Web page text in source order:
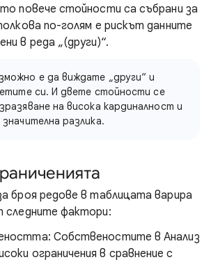
повече стойности са събрани за
по-голям е рискът данните
в реда „(други)“.
е да виждате „други“ и
си. И двете стойности се
на висока кардиналност и
разлика.
броя редове в таблицата варира
следните фактори:
Собственостите в Анализ
ограничения в сравнение с